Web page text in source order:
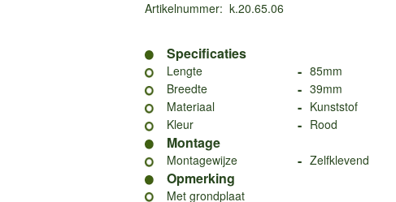
Artikelnummer: k.20.65.06
Specificaties
Lengte - 85mm
Breedte
- 39mm
Materiaal
- Kunststof
Kleur
- Rood
Montage
Montagewijze - Zelfklevend
Opmerking
Met grondplaat